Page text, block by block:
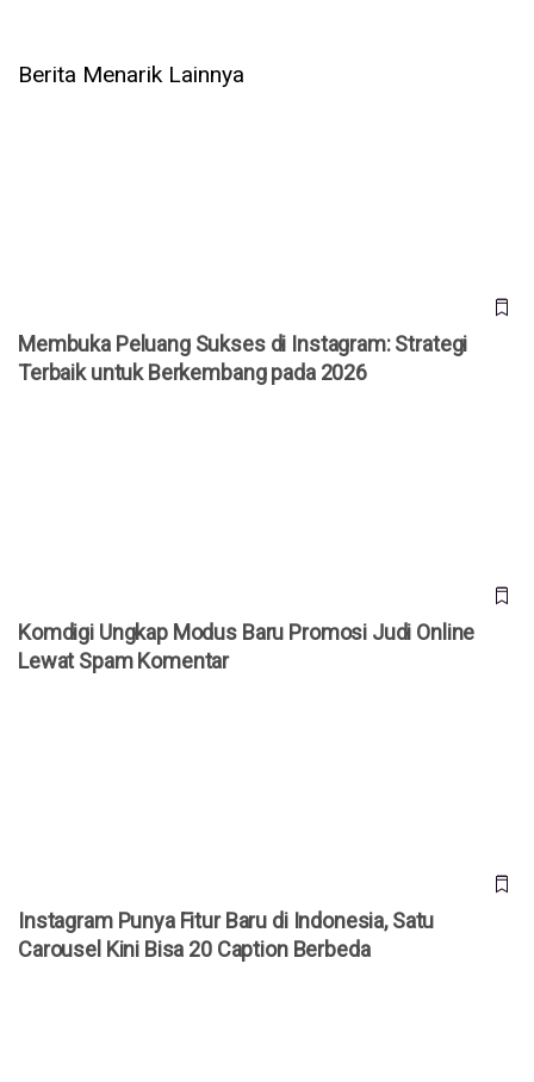
Berita Menarik Lainnya
Membuka Peluang Sukses di Instagram: Strategi
Terbaik untuk Berkembang pada 2026
Komdigi Ungkap Modus Baru Promosi Judi Online
Lewat Spam Komentar
Instagram Punya Fitur Baru di Indonesia, Satu
Carousel Kini Bisa 20 Caption Berbeda